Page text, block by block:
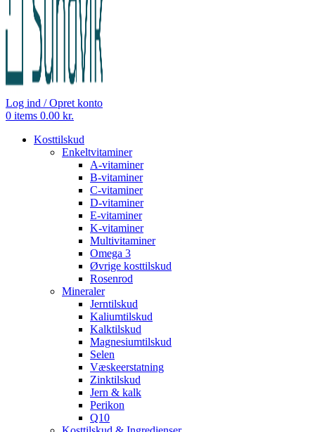
Log ind / Opret konto
0 items 0.00 kr.
Kosttilskud
Enkeltvitaminer
A-vitaminer
B-vitaminer
C-vitaminer
D-vitaminer
E-vitaminer
K-vitaminer
Multivitaminer
Omega 3
Øvrige kosttilskud
Rosenrod
Mineraler
Jerntilskud
Kaliumtilskud
Kalktilskud
Magnesiumtilskud
Selen
Væskeerstatning
Zinktilskud
Jern & kalk
Perikon
Q10